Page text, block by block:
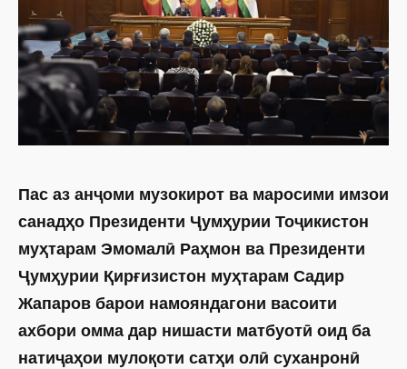
Пас аз анҷоми музокирот ва маросими имзои
санадҳо Президенти Ҷумҳурии Тоҷикистон
муҳтарам Эмомалӣ Раҳмон ва Президенти
Ҷумҳурии Қирғизистон муҳтарам Садир
Жапаров барои намояндагони васоити
ахбори омма дар нишасти матбуотӣ оид ба
натиҷаҳои мулоқоти сатҳи олӣ суханронӣ